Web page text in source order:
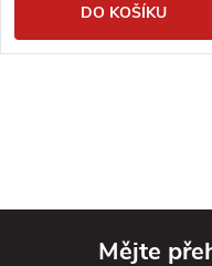
DO KOŠÍKU
Mějte